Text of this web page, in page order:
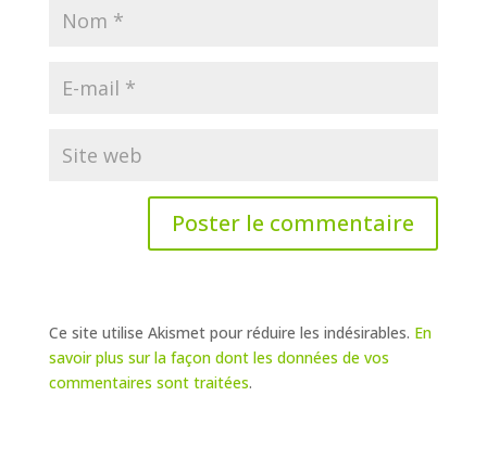
Ce site utilise Akismet pour réduire les indésirables. En
savoir plus sur la façon dont les données de vos
commentaires sont traitées.